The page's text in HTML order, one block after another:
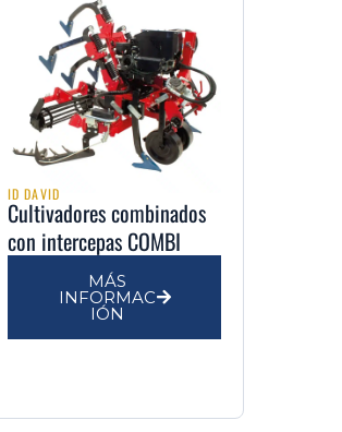
ID DAVID
Cultivadores combinados
con intercepas COMBI
MÁS
INFORMAC
IÓN